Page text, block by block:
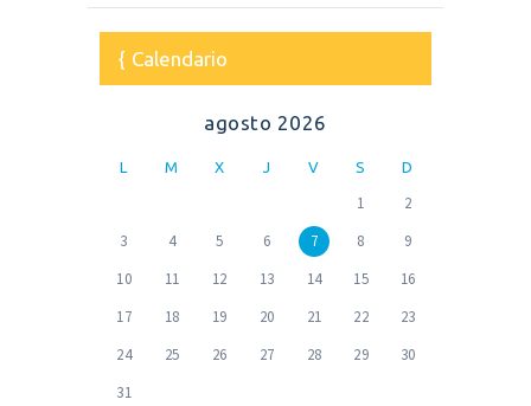
Calendario
agosto 2026
L M X J V S D
1
2
3
4 5 6 7 8
9
10
11 12 13 14 15
16
17
18 19 20 21 22
23
24
25 26 27 28 29
30
31